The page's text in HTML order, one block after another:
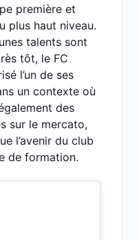
première et
plus haut niveau.
talents sont
tôt, le FC
l’un de ses
un contexte où
des
sur le mercato,
l’avenir du club
de formation.